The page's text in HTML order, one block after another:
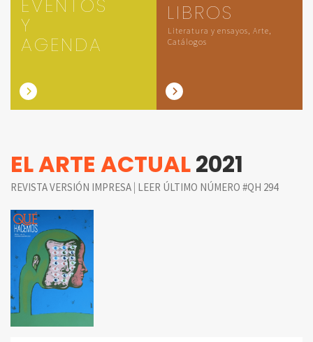
EVENTOS
Y
AGENDA
LIBROS
Literatura y ensayos, Arte,
Catálogos
EL ARTE ACTUAL2021
REVISTA VERSIÓN IMPRESA | LEER ÚLTIMO NÚMERO #QH 294